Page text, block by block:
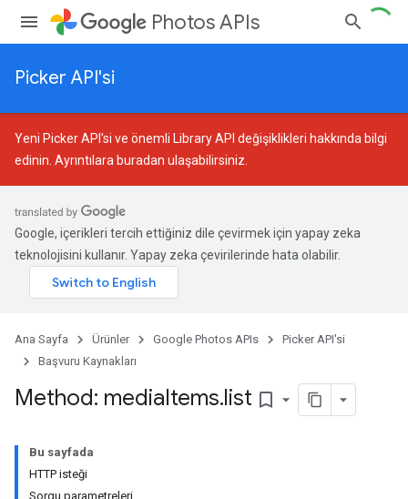
Photos APIs
Picker API'si
Yeni Picker API'si ve önemli Library API değişiklikleri hakkında bilgi
edinin. Ayrıntılara buradan ulaşabilirsiniz
Google, içerikleri tercih ettiğiniz dile çevirmek için yapay zeka
teknolojisini kullanır. Yapay zeka çevirilerinde hata olabilir.
Ana Sayfa Ürünler Google Photos APIs
Picker API'si
Başvuru Kaynakları
Method: mediaItems.list bookmark_border
Bu sayfada
HTTP isteği
Sorgu parametreleri